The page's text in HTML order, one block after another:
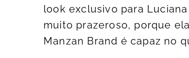
look exclusivo para
muito prazeroso, porque
Manzan Brand é capaz no